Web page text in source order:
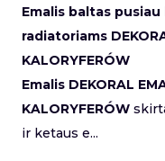
Emalis baltas
radiatoriams
KALORYFERÓW
Emalis DEKORAL
KALORYFERÓW
ir ketaus e...